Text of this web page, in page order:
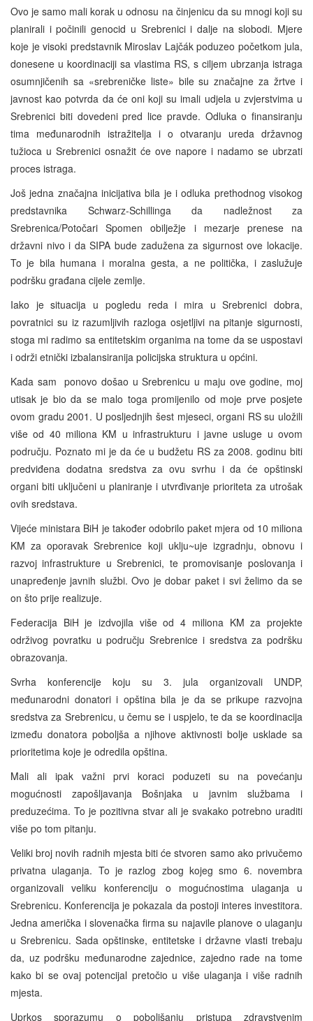
Ovo je samo mali korak u odnosu na činjenicu da su mnogi koji su
planirali i počinili genocid u Srebrenici i dalje na slobodi. Mjere
koje je visoki predstavnik Miroslav Lajčák poduzeo početkom jula,
donesene u koordinaciji sa vlastima RS, s ciljem ubrzanja istraga
osumnjičenih sa «srebreničke liste» bile su značajne za žrtve i
javnost kao potvrda da će oni koji su imali udjela u zvjerstvima u
Srebrenici biti dovedeni pred lice pravde. Odluka o finansiranju
tima međunarodnih istražitelja i o otvaranju ureda državnog
tužioca u Srebrenici osnažit će ove napore i nadamo se ubrzati
proces istraga.
Još jedna značajna inicijativa bila je i odluka prethodnog visokog
predstavnika Schwarz-Schillinga da nadležnost za
Srebrenica/Potočari Spomen obilježje i mezarje prenese na
državni nivo i da SIPA bude zadužena za sigurnost ove lokacije.
To je bila humana i moralna gesta, a ne politička, i zaslužuje
podršku građana cijele zemlje.
Iako je situacija u pogledu reda i mira u Srebrenici dobra,
povratnici su iz razumljivih razloga osjetljivi na pitanje sigurnosti,
stoga mi radimo sa entitetskim organima na tome da se uspostavi
i održi etnički izbalansiranija policijska struktura u općini.
Kada sam ponovo došao u Srebrenicu u maju ove godine, moj
utisak je bio da se malo toga promijenilo od moje prve posjete
ovom gradu 2001. U posljednjih šest mjeseci, organi RS su uložili
više od 40 miliona KM u infrastrukturu i javne usluge u ovom
području. Poznato mi je da će u budžetu RS za 2008. godinu biti
predviđena dodatna sredstva za ovu svrhu i da će opštinski
organi biti uključeni u planiranje i utvrđivanje prioriteta za utrošak
ovih sredstava.
Vijeće ministara BiH je također odobrilo paket mjera od 10 miliona
KM za oporavak Srebrenice koji uklju~uje izgradnju, obnovu i
razvoj infrastrukture u Srebrenici, te promovisanje poslovanja i
unapređenje javnih službi. Ovo je dobar paket i svi želimo da se
on što prije realizuje.
Federacija BiH je izdvojila više od 4 miliona KM za projekte
održivog povratku u području Srebrenice i sredstva za podršku
obrazovanja.
Svrha konferencije koju su 3. jula organizovali UNDP,
međunarodni donatori i opština bila je da se prikupe razvojna
sredstva za Srebrenicu, u čemu se i uspjelo, te da se koordinacija
između donatora poboljša a njihove aktivnosti bolje usklade sa
prioritetima koje je odredila opština.
Mali ali ipak važni prvi koraci poduzeti su na povećanju
mogućnosti zapošljavanja Bošnjaka u javnim službama i
preduzećima. To je pozitivna stvar ali je svakako potrebno uraditi
više po tom pitanju.
Veliki broj novih radnih mjesta biti će stvoren samo ako privučemo
privatna ulaganja. To je razlog zbog kojeg smo 6. novembra
organizovali veliku konferenciju o mogućnostima ulaganja u
Srebrenicu. Konferencija je pokazala da postoji interes investitora.
Jedna američka i slovenačka firma su najavile planove o ulaganju
u Srebrenicu. Sada opštinske, entitetske i državne vlasti trebaju
da, uz podršku međunarodne zajednice, zajedno rade na tome
kako bi se ovaj potencijal pretočio u više ulaganja i više radnih
mjesta.
Uprkos sporazumu o poboljšanju pristupa zdravstvenim